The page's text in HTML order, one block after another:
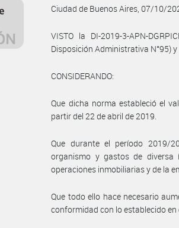
Ciudad de Buenos Aires, 07/10/
VISTO la DI-2019-3-APN-
Disposición Administrativa N°95) y
CONSIDERANDO:
Que dicha norma estableció el
partir del 22 de abril de 2019.
Que durante el período 2019/
organismo y gastos de diversa
operaciones inmobiliarias y de la
Que todo ello hace necesario
conformidad con lo establecido